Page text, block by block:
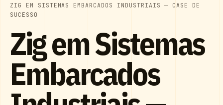
ZIG EM SISTEMAS EMBARCADOS INDUSTRIAIS — CASE DE
SUCESSO
Zig em Sistemas
Embarcados